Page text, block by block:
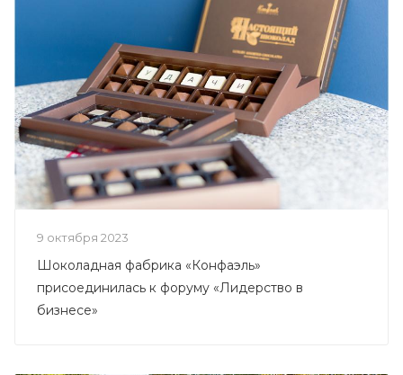
9 октября 2023
Шоколадная фабрика «Конфаэль»
присоединилась к форуму «Лидерство в
бизнесе»